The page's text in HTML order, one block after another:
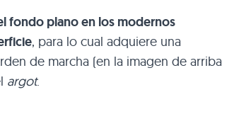
fondo plano en los modernos
, para lo cual adquiere una
de marcha (en la imagen de arriba
argot.